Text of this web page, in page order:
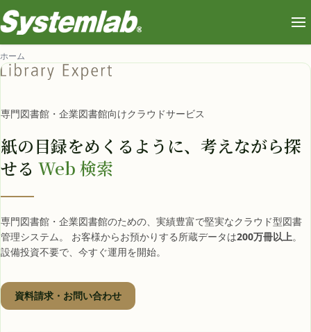
ホーム
専門図書館・企業図書館向けクラウドサービス
紙の目録をめくるように、 考えながら探
せる Web 検索
専門図書館・企業図書館のための、実績豊富で堅実なクラウド型図書
管理システム。 お客様からお預かりする所蔵データは200万冊以上。
設備投資不要で、今すぐ運用を開始。
資料請求・お問い合わせ